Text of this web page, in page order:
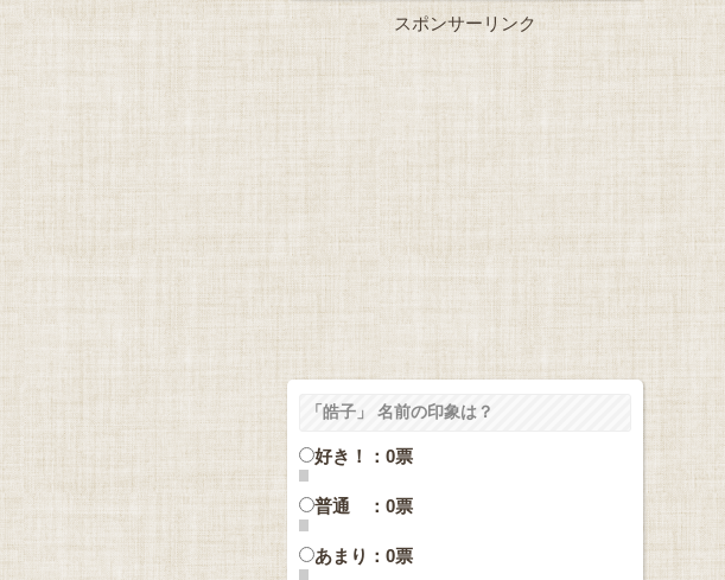
スポンサーリンク
「皓子」 名前の印象は？
好き！：0票
普通 ：0票
あまり：0票